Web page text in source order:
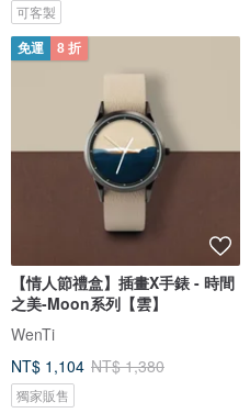
可客製
免運 8 折
【情人節禮盒】插畫X手錶 - 時間
之美-Moon系列【雲】
WenTi
NT$ 1,104 NT$ 1,380
獨家販售